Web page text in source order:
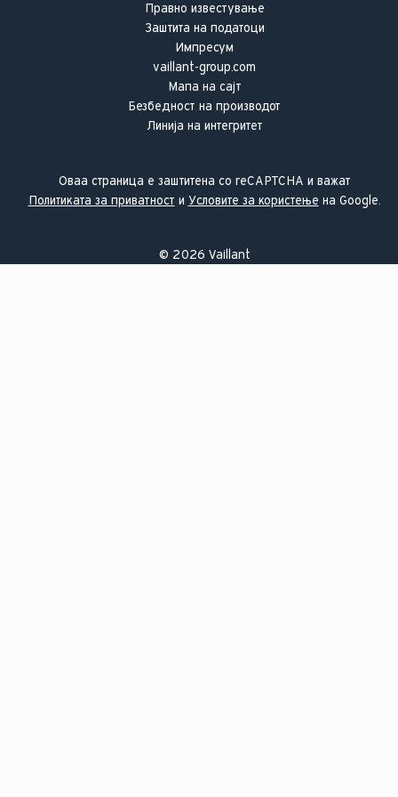
Правно известување
Заштита на податоци
Импресум
vaillant-group.com
Мапа на сајт
Безбедност на производот
Линија на интегритет
Оваа страница е заштитена со reCAPTCHA и важат
Политиката за приватност и Условите за користење на Google.
© 2026 Vaillant